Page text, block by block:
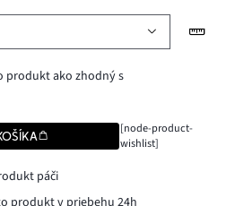
produkt ako zhodný s
[node-product-
wishlist]
páči